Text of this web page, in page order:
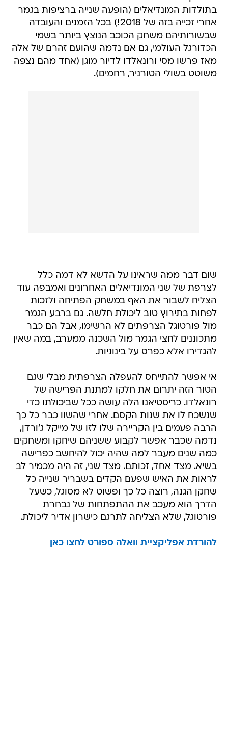
בתולדות המונדיאלים (הופעה שנייה ברציפות בגמר
אחרי זכייה בזה של 2018!) בכל הזמנים והעובדה
שבשורותיהם משחק הכוכב הנוצץ ביותר בשמי
הכדורגל העולמי, גם אם נדמה שהועם זהרם של אלה
מאז פרשו מסי ורונאלדו לדיור מוגן (אחד מהם נצפה
משוטט בשולי הטורניר, רחמים).
שום דבר ממה שראינו על הדשא לא דמה כלל
לצרפת של שני המונדיאלים האחרונים ואמבפה עוד
הצליח לשבור את האף במשחק הפתיחה ולזכות
לפחות בתירוץ טוב ליכולת חלשה. גם ברבע הגמר
מול פורטוגל הצרפתים לא הרשימו, אבל הם כבר
מתכוננים לחצי הגמר מול השכנה ממערב, במה שאין
להגדירו אלא כפרס על בינוניות.
אי אפשר להתייחס להעפלה הצרפתית מבלי שגם
הטור הזה יתרום את חלקו למתנת הפרישה של
רונאלדו. כריסטיאנו הלה עושה ככל שביכולתו כדי
שנשכח לו את שנות הקסם. אחרי שהשוו כבר כל כך
הרבה פעמים בין הקריירה שלו לזו של מייקל ג'ורדן,
נדמה שכבר אפשר לקבוע ששניהם שיחקו ומשחקים
כמה שנים מעבר למה שהיה יכול להיחשב כפרישה
בשיא. מצד אחד, זכותם. מצד שני, זה היה מכמיר לב
לראות את האיש שפעם הקדים בשבריר שנייה כל
שחקן הגנה, רוצה כל כך ופשוט לא מסוגל, כשעל
הדרך הוא מעכב את ההתפתחות של נבחרת
פורטוגל, שלא הצליחה לתרגם כישרון אדיר ליכולת.
להורדת אפליקציית וואלה ספורט לחצו כאן